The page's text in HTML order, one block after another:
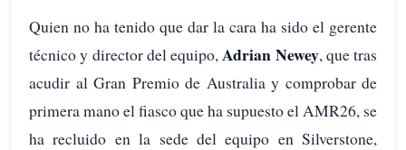
Quien no ha tenido que dar la cara ha sido el gerente
técnico y director del equipo,Adrian Newey, que tras
acudir al Gran Premio de Australia y comprobar de
primera mano el fiasco que ha supuesto el AMR26, se
ha recluido en la sede del equipo en Silverstone,